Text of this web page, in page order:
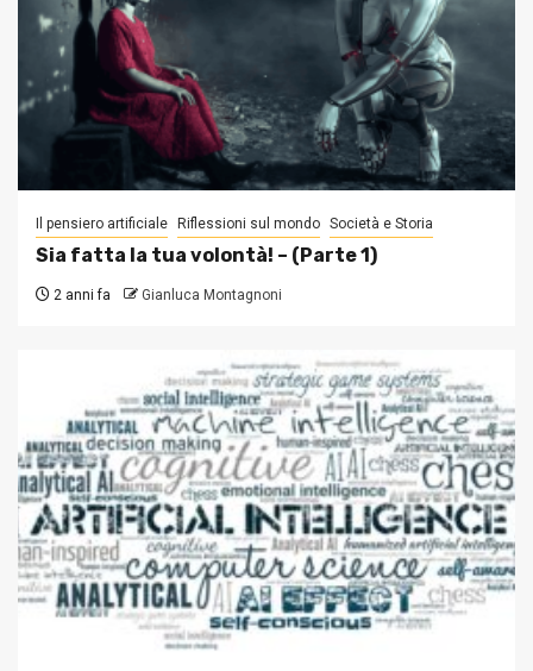
Il pensiero artificiale Riflessioni sul mondo Società e Storia
Sia fatta la tua volontà! – (Parte 1)
2 anni fa Gianluca Montagnoni